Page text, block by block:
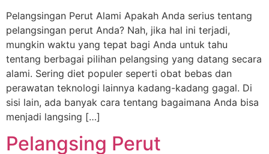
Pelangsingan Perut Alami Apakah Anda serius tentang
pelangsingan perut Anda? Nah, jika hal ini terjadi,
mungkin waktu yang tepat bagi Anda untuk tahu
tentang berbagai pilihan pelangsing yang datang secara
alami. Sering diet populer seperti obat bebas dan
perawatan teknologi lainnya kadang-kadang gagal. Di
sisi lain, ada banyak cara tentang bagaimana Anda bisa
menjadi langsing […]
Pelangsing Perut